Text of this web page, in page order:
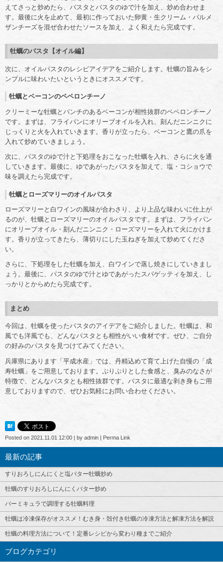
えてさっと炒めたら、パスタとパスタのゆで汁を加え、炒め合わせま
す。最後に火を止めて、最初に作っておいた卵黄・生クリーム・パルメ
ザンチーズを混ぜ合わせたソースを加え、よく和えたら完成です。
牡蠣のパスタ【オイル編】
次に、オイルパスタのレシピアイデアをご紹介します。牡蠣の旨みをシ
ンプルに味わいたいというときにオススメです。
牡蠣とベーコンのペペロンチーノ
クリーミーな牡蠣とパンチのあるベーコンが相性抜群のペペロンチーノ
です。まずは、フライパンにオリーブオイルを入れ、刻んだニンニクに
じっくりと火を入れていきます。香りが立ったら、ベーコンと鷹の爪を
入れて炒めていきましょう。
次に、パスタのゆで汁と下処理をおこなった牡蠣を入れ、さらに火を通
していきます。最後に、ゆであがったパスタを加えて、塩・コショウで
味を調えたら完成です。
牡蠣とローズマリーのオイルパスタ
ローズマリーと白ワインの風味が合わさり、より上品な味わいに仕上が
るのが、牡蠣とローズマリーのオイルパスタです。まずは、フライパン
にオリーブオイル・刻んだニンニク・ローズマリーを入れて火にかけま
す。香りが立ってきたら、薄切りにした玉ねぎを加えて炒めてくださ
い。
さらに、下処理をした牡蠣を加え、白ワインで蒸し焼きにしていきまし
ょう。最後に、パスタのゆで汁とゆであがったスパゲッティを加え、し
っかりとからめたら完成です。
まとめ
今回は、牡蠣を使ったパスタのアイデアをご紹介しました。牡蠣は、和
風でも洋風でも、どんなパスタとも相性がいい食材です。ぜひ、ご自分
の好みのパスタを見つけてみてください。
兵庫県にあります「平成水産」では、丹精込めて育て上げた自慢の「成
寿牡蠣」をご用意しております。ぷりぷりとした食感と、臭みのなさが
特徴で、どんなパスタとも相性抜群です。パスタに最適な剥き身もご用
意しておりますので、ぜひお気軽にお問い合わせください。
Posted on 2021.11.01 12:00 | by admin | Perma Link
最新の記事
すりおろしにんにくと塩バター牡蠣炒め
牡蠣のすりおろしにんにくバター炒め
バーミキュラで調理する牡蠣料理
牡蠣は冷凍保存がオススメ！むき身・殻付き牡蠣の冷凍方法と解凍方法を解説
牡蠣の料理方法について！定番レシピから変わり種までご紹介
ブログカテゴリ